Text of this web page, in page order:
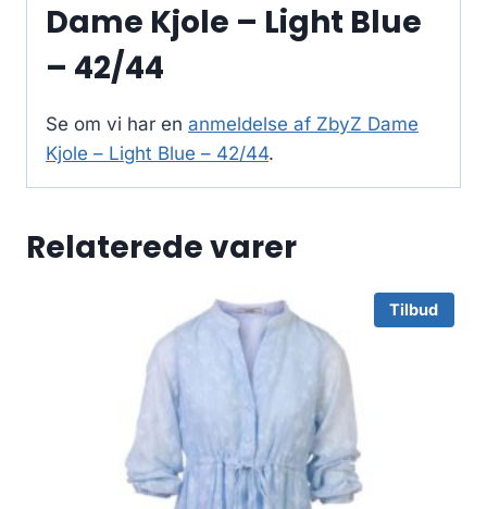
Dame Kjole – Light Blue
– 42/44
Se om vi har en anmeldelse af ZbyZ Dame
Kjole – Light Blue – 42/44.
Relaterede varer
Tilbud